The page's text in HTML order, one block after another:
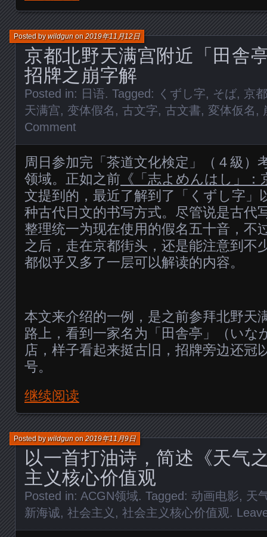
京都北野天满宫附近「田舎
招牌之崩字解
Posted bywildgunon2019年11月12日
Posted in: 日语. Tagged: くずし字, そば, 京都
天满宫, 变体假名 , 古文字, 古文書, 変体仮名 ,
Comment
周日参加完「茶道文化検定」（４級）
领域。正如之前 《「志よめんはし」
文提到的，最近了解到了「くずし字」
种古代日文的书写方式。尽管说是古代
整理统一为现在使用的假名五十音，不
之后，走在京都街头，还是能注意到不
都似乎又多了一层可以解读的内容。
本文来介绍的一例，是之前参拜北野天
路上，看到一家名为「田舎亭」（いな
店，样子看起来挺古旧，招牌旁边还冠
号。
继续阅读
以一首打油诗，简述《天气
主义核心价值观
Posted bywildgunon2019年11月9日
Posted in: ACGN领域. Tagged: 动画电影, 天
新海诚, 社会主义 , 社会主义核心价值观.